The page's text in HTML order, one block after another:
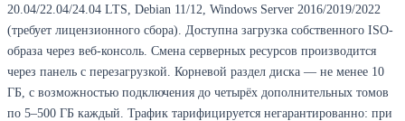
20.04/22.04/24.04 LTS, Debian 11/12, Windows Server 2016/2019/2022
(требует лицензионного сбора). Доступна загрузка собственного ISO-
образа через веб-консоль. Смена серверных ресурсов производится
через панель с перезагрузкой. Корневой раздел диска — не менее 10
ГБ, с возможностью подключения до четырёх дополнительных томов
по 5–500 ГБ каждый. Трафик тарифицируется негарантированно: при